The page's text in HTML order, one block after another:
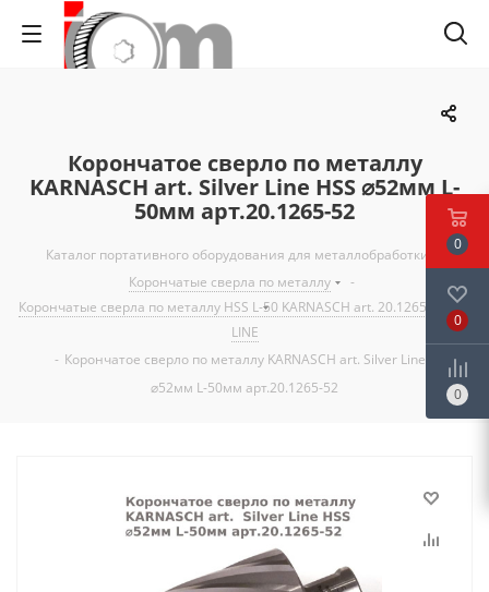
Корончатое сверло по металлу
KARNASCH art. Silver Line HSS ⌀52мм L-
50мм арт.20.1265-52
Каталог портативного оборудования для металлобработки
Корончатые сверла по металлу
-
Корончатые сверла по металлу HSS L-50 KARNASCH art. 20.1265 SILVER
LINE
- Корончатое сверло по металлу KARNASCH art. Silver Line HSS
⌀52мм L-50мм арт.20.1265-52
0
0
0